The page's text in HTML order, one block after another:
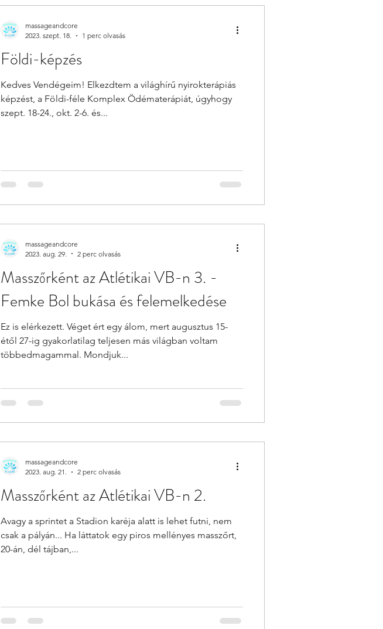
Földi-képzés
Kedves Vendégeim! Elkezdtem a világhírű nyirokterápiás
képzést, a Földi-féle Komplex Ödématerápiát, úgyhogy
szept. 18-24., okt. 2-6. és...
massageandcore
2023. szept. 18.
1 perc olvasás
Masszőrként az Atlétikai VB-n 3. -
Femke Bol bukása és felemelkedése
Ez is elérkezett. Véget ért egy álom, mert augusztus 15-
étől 27-ig gyakorlatilag teljesen más világban voltam
többedmagammal. Mondjuk...
massageandcore
2023. aug. 29.
2 perc olvasás
Masszőrként az Atlétikai VB-n 2.
Avagy a sprintet a Stadion karéja alatt is lehet futni, nem
csak a pályán... Ha láttatok egy piros mellényes masszőrt,
20-án, dél tájban,...
massageandcore
2023. aug. 21.
2 perc olvasás